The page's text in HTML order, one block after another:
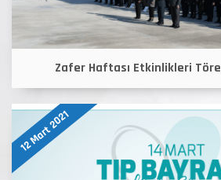
Zafer Haftası Etkinlikleri
12 Mart 2021